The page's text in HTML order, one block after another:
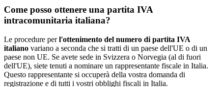
Come posso ottenere una partita IVA
intracomunitaria italiana?
Le procedure perl'ottenimento del numero di partita IVA
italiano variano a seconda che si tratti di un paese dell'UE o di un
paese non UE. Se avete sede in Svizzera o Norvegia (al di fuori
dell'UE), siete tenuti a nominare un rappresentante fiscale in Italia.
Questo rappresentante si occuperà della vostra domanda di
registrazione e di tutti i vostri obblighi fiscali in Italia.